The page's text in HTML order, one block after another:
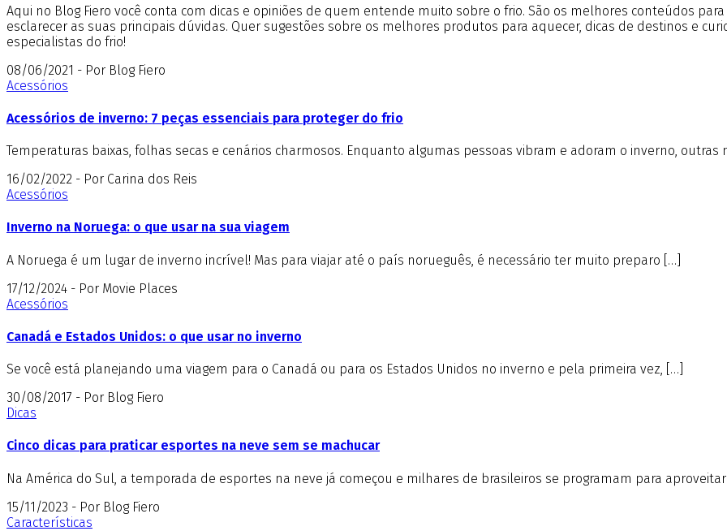
Aqui no Blog Fiero você conta com dicas e opiniões de quem entende muito sobre o frio. São os melhores conteúdos
esclarecer as suas principais dúvidas. Quer sugestões sobre os melhores produtos para aquecer, dicas de destinos e
especialistas do frio!
08/06/2021 - Por Blog Fiero
Acessórios
Acessórios de inverno: 7 peças essenciais para proteger do frio
Temperaturas baixas, folhas secas e cenários charmosos. Enquanto algumas pessoas vibram e adoram o inverno, outras
16/02/2022 - Por Carina dos Reis
Acessórios
Inverno na Noruega: o que usar na sua viagem
A Noruega é um lugar de inverno incrível! Mas para viajar até o país norueguês, é necessário ter muito preparo […]
17/12/2024 - Por Movie Places
Acessórios
Canadá e Estados Unidos: o que usar no inverno
Se você está planejando uma viagem para o Canadá ou para os Estados Unidos no inverno e pela primeira vez, […]
30/08/2017 - Por Blog Fiero
Dicas
Cinco dicas para praticar esportes na neve sem se machucar
Na América do Sul, a temporada de esportes na neve já começou e milhares de brasileiros se programam para aproveitar
15/11/2023 - Por Blog Fiero
Características